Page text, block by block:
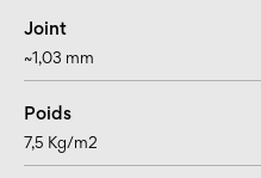
Joint
~1,03 mm
Poids
7,5 Kg/m2